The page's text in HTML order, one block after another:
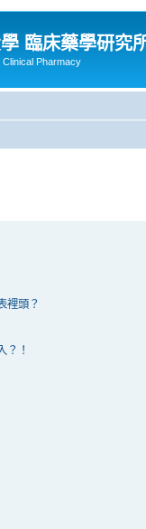
臨床藥學研究
Pharmacy
裡頭？
？！